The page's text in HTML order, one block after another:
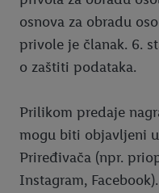
osnova za obradu
privole je članak. 6.
o zaštiti podataka.
Prilikom predaje
mogu biti objavljeni
Priređivača (npr.
Instagram,